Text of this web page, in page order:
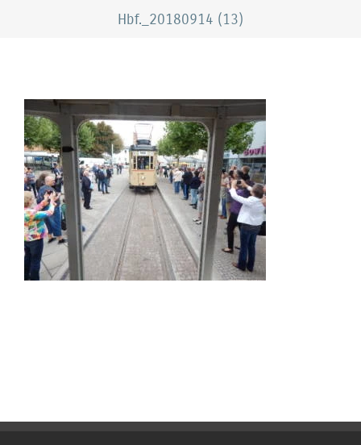
Hbf._20180914 (13)